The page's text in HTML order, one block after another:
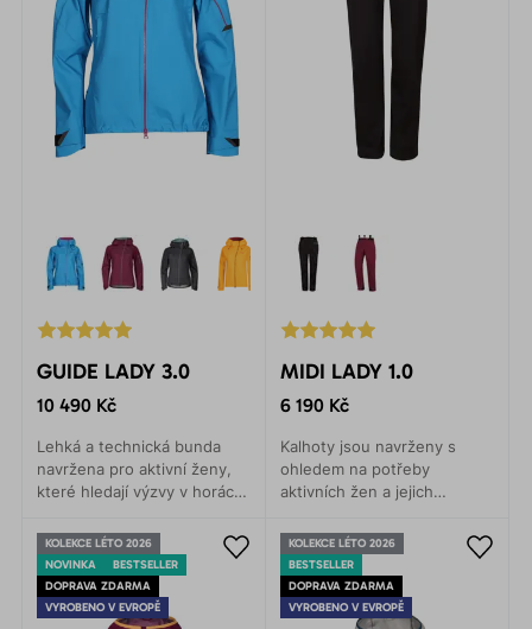
GUIDE LADY 3.0
10 490 Kč
Lehká a technická bunda
navržena pro aktivní ženy,
které hledají výzvy v horách.
ochrání proti nepříznivým
povětrnostním podmínkám.
MIDI LADY 1.0
6 190 Kč
Kalhoty jsou navrženy s
ohledem na potřeby
aktivních žen a jejich
čelit dešti, větru a
nepříznivým podmínkám s
úsměvem na tváři.
KOLEKCE LÉTO 2026
NOVINKA
BESTSELLER
DOPRAVA ZDARMA
VYROBENO V EVROPĚ
KOLEKCE LÉTO 2026
BESTSELLER
DOPRAVA ZDARMA
VYROBENO V EVROPĚ